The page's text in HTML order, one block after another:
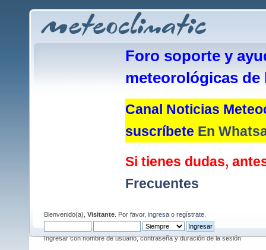
Foro soporte y
meteorológicas de
Canal Noticias
suscríbete En
Si tienes dudas,
Frecuentes
Bienvenido(a), Visitante . Por favor, ingresa o regístrate
Ingresar con nombre de usuario, contraseña y duración de la sesión